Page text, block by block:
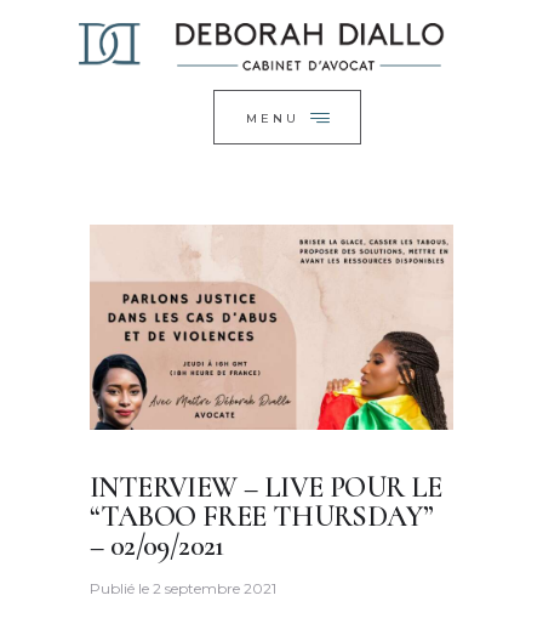
MENU
ACCUEIL
LE CABINET
CONTACT
INTERVIEW – LIVE POUR LE
“TABOO FREE THURSDAY”
– 02/09/2021
Publié le 2 septembre 2021